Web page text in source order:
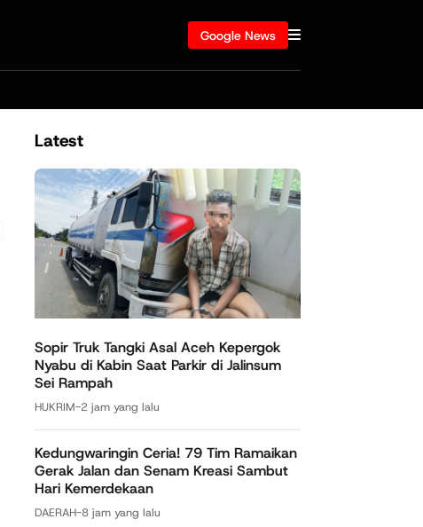
Google News
Latest
Sopir Truk Tangki Asal Aceh Kepergok
Nyabu di Kabin Saat Parkir di Jalinsum
Sei Rampah
HUKRIM-2 jam yang lalu
Kedungwaringin Ceria! 79 Tim Ramaikan
Gerak Jalan dan Senam Kreasi Sambut
Hari Kemerdekaan
DAERAH-8 jam yang lalu